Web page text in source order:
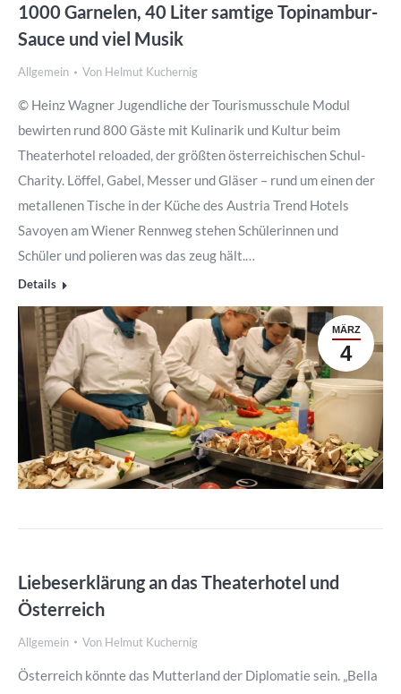
1000 Garnelen, 40 Liter samtige Topinambur-
Sauce und viel Musik
Allgemein Von Helmut Kuchernig
© Heinz Wagner Jugendliche der Tourismusschule Modul
bewirten rund 800 Gäste mit Kulinarik und Kultur beim
Theaterhotel reloaded, der größten österreichischen Schul-
Charity. Löffel, Gabel, Messer und Gläser – rund um einen der
metallenen Tische in der Küche des Austria Trend Hotels
Savoyen am Wiener Rennweg stehen Schülerinnen und
Schüler und polieren was das zeug hält.…
Details
MÄRZ
4
Liebeserklärung an das Theaterhotel und
Österreich
Allgemein Von Helmut Kuchernig
Österreich könnte das Mutterland der Diplomatie sein. „Bella